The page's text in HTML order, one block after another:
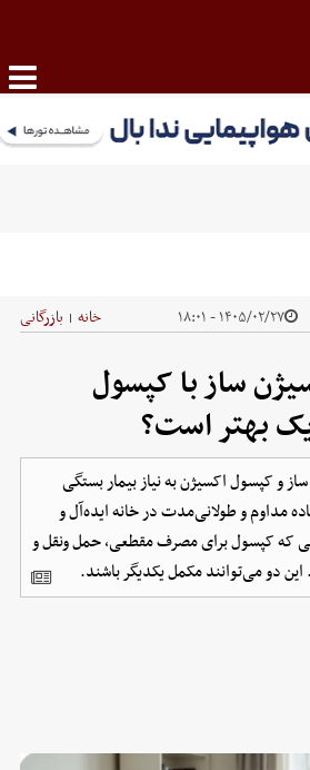
۱۴۰۵/۰۲/۲۷ - ۱۸:۰۱ خانه | بازرگانی
ساز با کپسول
بهتر است؟
و کپسول اکسیژن به نیاز بیمار بستگی
مداوم و طولانی‌مدت در خانه ایده‌آل و
که کپسول برای مصرف مقطعی، حمل ونقل و
دو می‌توانند مکمل یکدیگر باشند.